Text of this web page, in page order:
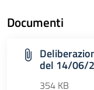
Documenti
del 14/06/
354 KB